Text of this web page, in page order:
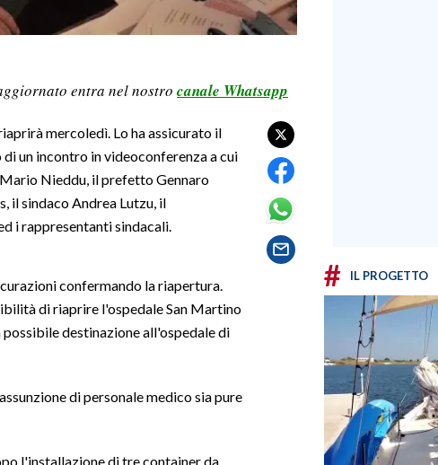
entra nel nostro canale Whatsapp
mercoledì. Lo ha assicurato il
un incontro in videoconferenza a cui
Nieddu, il prefetto Gennaro
il sindaco Andrea Lutzu, il
i rappresentanti sindacali.
confermando la riapertura.
di riaprire l'ospedale San Martino
destinazione all'ospedale di
di personale medico sia pure
l'installazione di tre container da
# IL PROGETTO